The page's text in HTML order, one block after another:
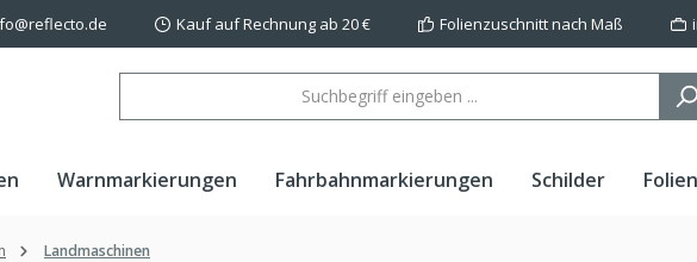
Kauf auf Rechnung ab 20 € Folienzuschnitt nach Maß
Warnmarkierungen Fahrbahnmarkierungen Schilder Folien
Landmaschinen